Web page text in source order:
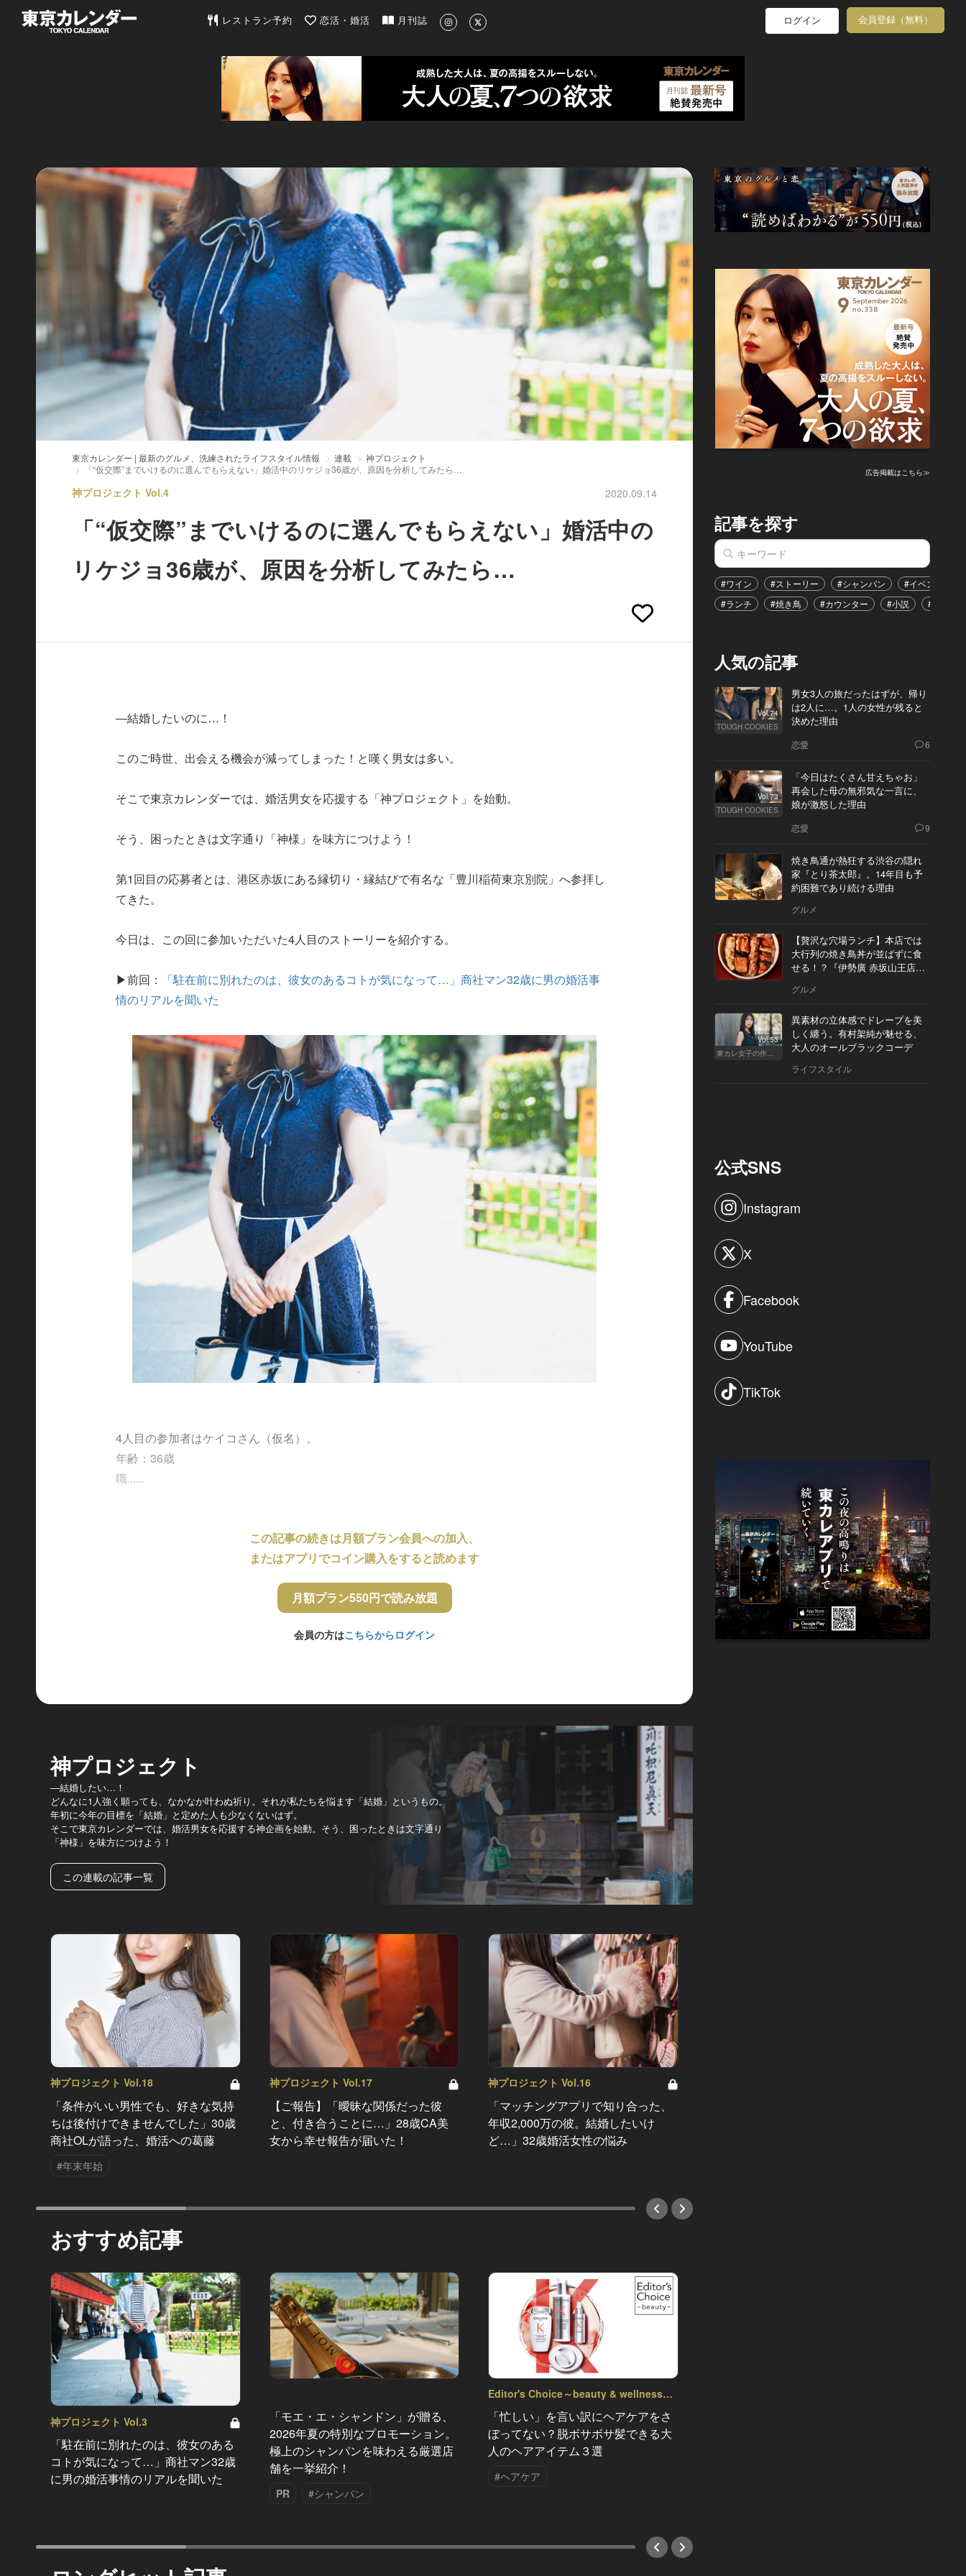
東京カレンダー | 最新のグルメ、洗練されたライフスタイル情報
レストラン予約 恋活・婚活 月刊誌 ログイン 会員登録（無料）
東京カレンダー | 最新のグルメ、洗練されたライフスタイル情報 連載
神プロジェクト
「“仮交際”までいけるのに選んでもらえない」婚活中のリケジョ36歳が、原因を分析してみたら…
神プロジェクト Vol.4 2020.09.14
「“仮交際”までいけるのに選んでもらえない」婚活中の
リケジョ36歳が、原因を分析してみたら…
―結婚したいのに…！
このご時世、出会える機会が減ってしまった！と嘆く男女は多い。
そこで東京カレンダーでは、婚活男女を応援する「神プロジェクト」を始動。
そう、困ったときは文字通り「神様」を味方につけよう！
第1回目の応募者とは、港区赤坂にある縁切り・縁結びで有名な「豊川稲荷東京別院」へ参拝し
てきた。
今日は、この回に参加いただいた4人目のストーリーを紹介する。
▶前回：
「駐在前に別れたのは、彼女のあるコトが気になって…」商社マン32歳に男の婚活事
情のリアルを聞いた
4人目の参加者はケイコさん（仮名）。
年齢：36歳
職......
この記事の続きは月額プラン会員への加入、
またはアプリでコイン購入をすると読めます
月額プラン550円で読み放題
会員の方はこちらからログイン
神プロジェクト
―結婚したい…！
どんなに1人強く願っても、なかなか叶わぬ祈り。それが私たちを悩ます「結婚」というもの。
年初に今年の目標を「結婚」と定めた人も少なくないはず。
そこで東京カレンダーでは、婚活男女を応援する神企画を始動。そう、困ったときは文字通り
「神様」を味方につけよう！
この連載の記事一覧
神プロジェクト Vol.18
「条件がいい男性でも、好きな気持
ちは後付けできませんでした」30歳
商社OLが語った、婚活への葛藤
#年末年始
神プロジェクト Vol.17
【ご報告】「曖昧な関係だった彼
と、付き合うことに…」28歳CA美
女から幸せ報告が届いた！
神プロジェクト Vol.16
「マッチングアプリで知り合った、
年収2,000万の彼。結婚したいけ
ど…」32歳婚活女性の悩み
おすすめ記事
神プロジェクト Vol.3
「駐在前に別れたのは、彼女のある
コトが気になって…」商社マン32歳
に男の婚活事情のリアルを聞いた
「モエ・エ・シャンドン」が贈る、
2026年夏の特別なプロモーション。
極上のシャンパンを味わえる厳選店
舗を一挙紹介！
PR #シャンパン
Editor's Choice～beauty & wellness～
Vol.46
「忙しい」を言い訳にヘアケアをさ
ぼってない？脱ボサボサ髪できる大
人のヘアアイテム３選
#ヘアケア
広告掲載はこちら≫
記事を探す
#ワイン #ストーリー #シャンパン #イベント
#ランチ
#焼き鳥 #カウンター #小説 #恋愛
人気の記事
Vol.74
TOUGH COOKIES
男女3人の旅だったはずが、帰り
は2人に…。1人の女性が残ると
決めた理由
恋愛 6
Vol.73
TOUGH COOKIES
「今日はたくさん甘えちゃお」
再会した母の無邪気な一言に、
娘が激怒した理由
恋愛 9
焼き鳥通が熱狂する渋谷の隠れ
家『とり茶太郎』。14年目も予
約困難であり続ける理由
グルメ
【贅沢な穴場ランチ】本店では
大行列の焼き鳥丼が並ばずに食
せる！？『伊勢廣 赤坂山王店』
グルメ
Vol.53
東カレ女子の作り方
異素材の立体感でドレープを美
しく纏う。有村架純が魅せる、
大人のオールブラックコーデ
ライフスタイル
公式SNS
Instagram
X
Facebook
YouTube
TikTok